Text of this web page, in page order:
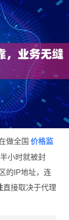
做全国 价格监
小时就被封
的IP地址，连
直接取决于代理